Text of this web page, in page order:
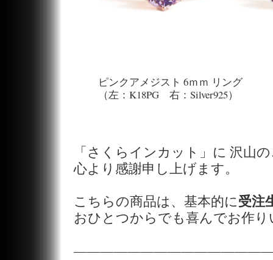
ピンクアメジスト 6ｍｍ リング
（左：K18PG 右：Silver925）
「さくらインカット」に 沢山
心より感謝申し上げます。
こちらの商品は、基本的に受注
おひとつからでも喜んでお作